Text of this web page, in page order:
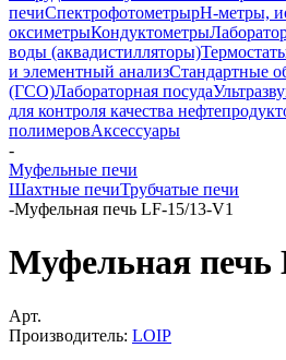
печиСпектрофотометрыpH-метры,
оксиметрыКондуктометры
воды (аквадистилляторы)
и элементный анализСтандартные
(ГСО)Лабораторная посуда
для контроля качества
полимеровАксессуары
-
Муфельные печи
Шахтные печиТрубчатые печи
-Муфельная печь LF-15/13-V1
Муфельная печь
Арт.
Производитель: LOIP